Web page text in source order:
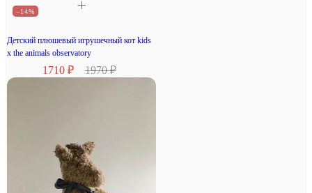
–14%
Детский плюшевый игрушечный кот kids
x the animals observatory
1710 ₽ 1970 ₽